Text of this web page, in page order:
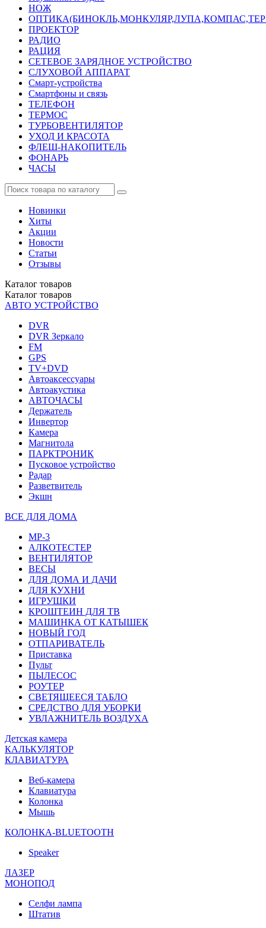
НОЖ
ПРОЕКТОР
РАДИО
РАЦИЯ
СЕТЕВОЕ ЗАРЯДНОЕ УСТРОЙСТВО
СЛУХОВОЙ АППАРАТ
Смарт-устройства
Смартфоны и связь
ТЕЛЕФОН
ТЕРМОС
ТУРБОВЕНТИЛЯТОР
УХОД И КРАСОТА
ФЛЕШ-НАКОПИТЕЛЬ
ФОНАРЬ
ЧАСЫ
Новинки
Хиты
Акции
Новости
Статьи
Отзывы
Каталог товаров
Каталог товаров
АВТО УСТРОЙСТВО
DVR
DVR Зеркало
FM
GPS
TV+DVD
Автоаксессуары
Автоакустика
АВТОЧАСЫ
Держатель
Инвертор
Камера
Магнитола
ПАРКТРОНИК
Пусковое устройство
Радар
Разветвитель
Экшн
ВСЕ ДЛЯ ДОМА
MP-3
АЛКОТЕСТЕР
ВЕНТИЛЯТОР
ВЕСЫ
ДЛЯ ДОМА И ДАЧИ
ДЛЯ КУХНИ
ИГРУШКИ
КРОШТЕИН ДЛЯ ТВ
МАШИНКА ОТ КАТЫШЕК
НОВЫЙ ГОД
ОТПАРИВАТЕЛЬ
Приставка
Пульт
ПЫЛЕСОС
РОУТЕР
СВЕТЯЩЕЕСЯ ТАБЛО
СРЕДСТВО ДЛЯ УБОРКИ
УВЛАЖНИТЕЛЬ ВОЗДУХА
Детская камера
КАЛЬКУЛЯТОР
КЛАВИАТУРА
Веб-камера
Клавиатура
Колонка
Мышь
КОЛОНКА-BLUETOOTH
Speaker
ЛАЗЕР
МОНОПОД
Селфи лампа
Штатив